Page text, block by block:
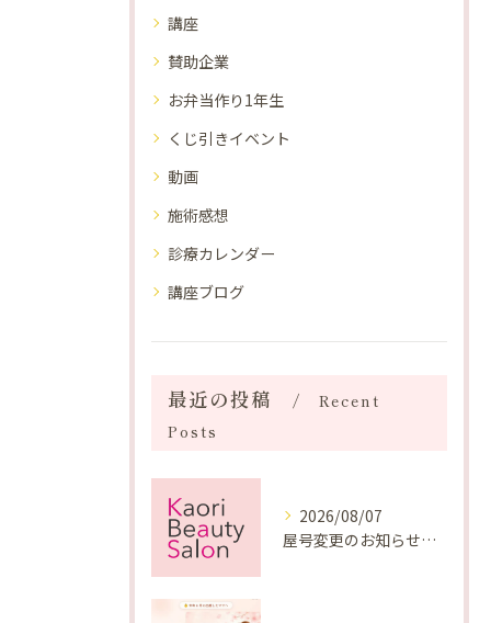
講座
賛助企業
お弁当作り1年生
くじ引きイベント
動画
施術感想
診療カレンダー
講座ブログ
最近の投稿
Recent
Posts
2026/08/07
屋号変更のお知らせと「SAKUYA Harmonies」に込めた想い